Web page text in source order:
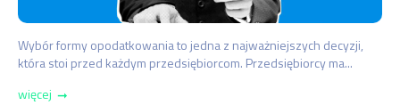
Wybór formy opodatkowania to jedna z najważniejszych decyzji,
która stoi przed każdym przedsiębiorcom. Przedsiębiorcy ma...
więcej ➞